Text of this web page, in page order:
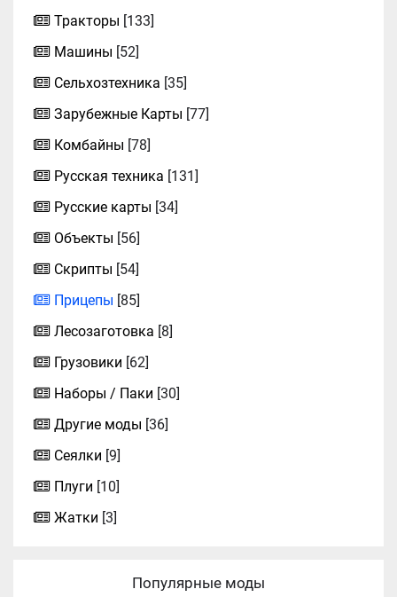
Тракторы [133]
Машины [52]
Сельхозтехника [35]
Зарубежные Карты [77]
Комбайны [78]
Русская техника [131]
Русские карты [34]
Объекты [56]
Скрипты [54]
Прицепы [85]
Лесозаготовка [8]
Грузовики [62]
Наборы / Паки [30]
Другие моды [36]
Сеялки [9]
Плуги [10]
Жатки [3]
Популярные моды